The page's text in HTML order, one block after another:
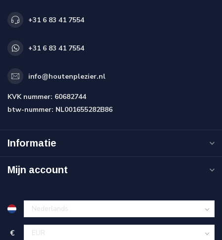
+31 6 83 41 7554
+31 6 83 41 7554
info@houtenplezier.nl
KVK nummer: 60682744
btw-nummer: NL001655282B86
Informatie
Mijn account
€